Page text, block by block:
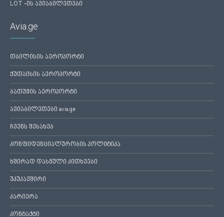
LOT -ის ავიაბილეთები
Avia.ge
თბილისის აეროპორტი
ქუთაისის აეროპორტი
ბათუმის აეროპორტი
ავიაბილეთები avia.ge
ჩვენს შესახებ
კონფიდენციალურობის პოლიტიკა
ხშირად დასმული კითხვები
უკუკავშირი
კარიერა
კონტაქტი